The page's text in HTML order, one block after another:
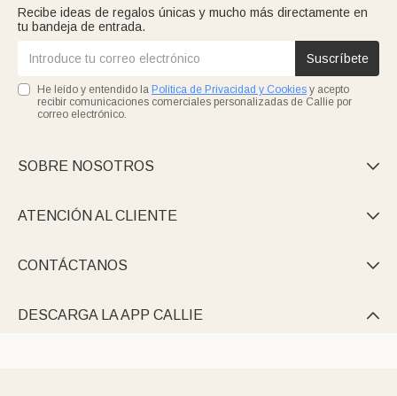
Recibe ideas de regalos únicas y mucho más directamente en
tu bandeja de entrada.
Suscríbete
He leído y entendido la Política de Privacidad y Cookies y acepto
recibir comunicaciones comerciales personalizadas de Callie por
correo electrónico.
SOBRE NOSOTROS 
ATENCIÓN AL CLIENTE 
CONTÁCTANOS 
DESCARGA LA APP CALLIE 